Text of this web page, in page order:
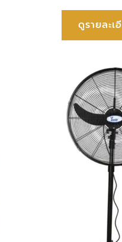
ดูรายละเ